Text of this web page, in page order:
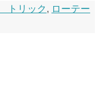
トリック , ローテー